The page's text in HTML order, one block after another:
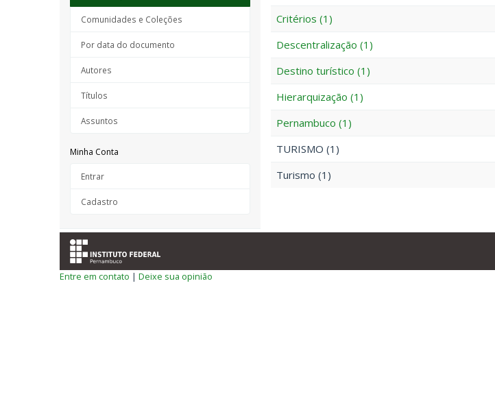
Comunidades e Coleções
Por data do documento
Autores
Títulos
Assuntos
Minha Conta
Entrar
Cadastro
Critérios (1)
Descentralização (1)
Destino turístico (1)
Hierarquização (1)
Pernambuco (1)
TURISMO (1)
Turismo (1)
Entre em contato | Deixe sua opinião